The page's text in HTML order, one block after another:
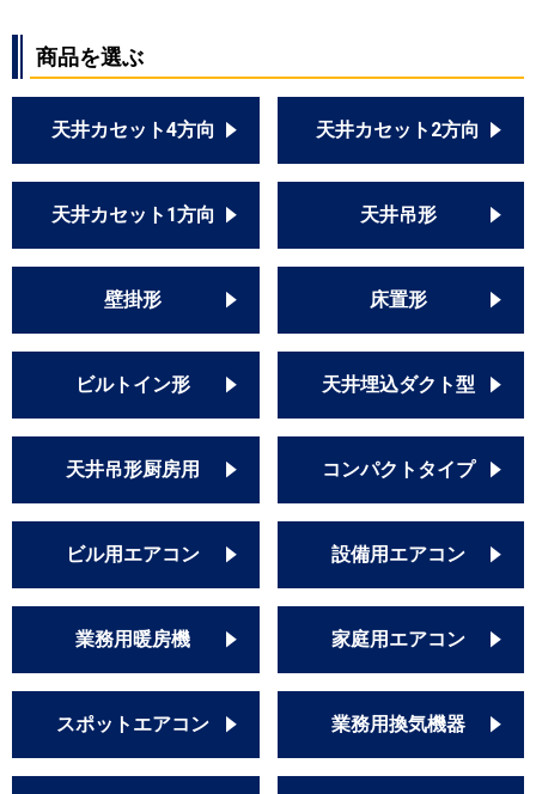
商品を選ぶ
天井カセット4方向 天井カセット2方向
天井カセット1方向 天井吊形
壁掛形 床置形
ビルトイン形 天井埋込ダクト型
天井吊形厨房用 コンパクトタイプ
ビル用エアコン 設備用エアコン
業務用暖房機 家庭用エアコン
スポットエアコン 業務用換気機器